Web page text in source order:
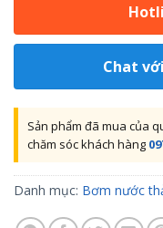
Chat
Sản phẩm đã mua của
chăm sóc khách hàng
Danh mục: Bơm nước